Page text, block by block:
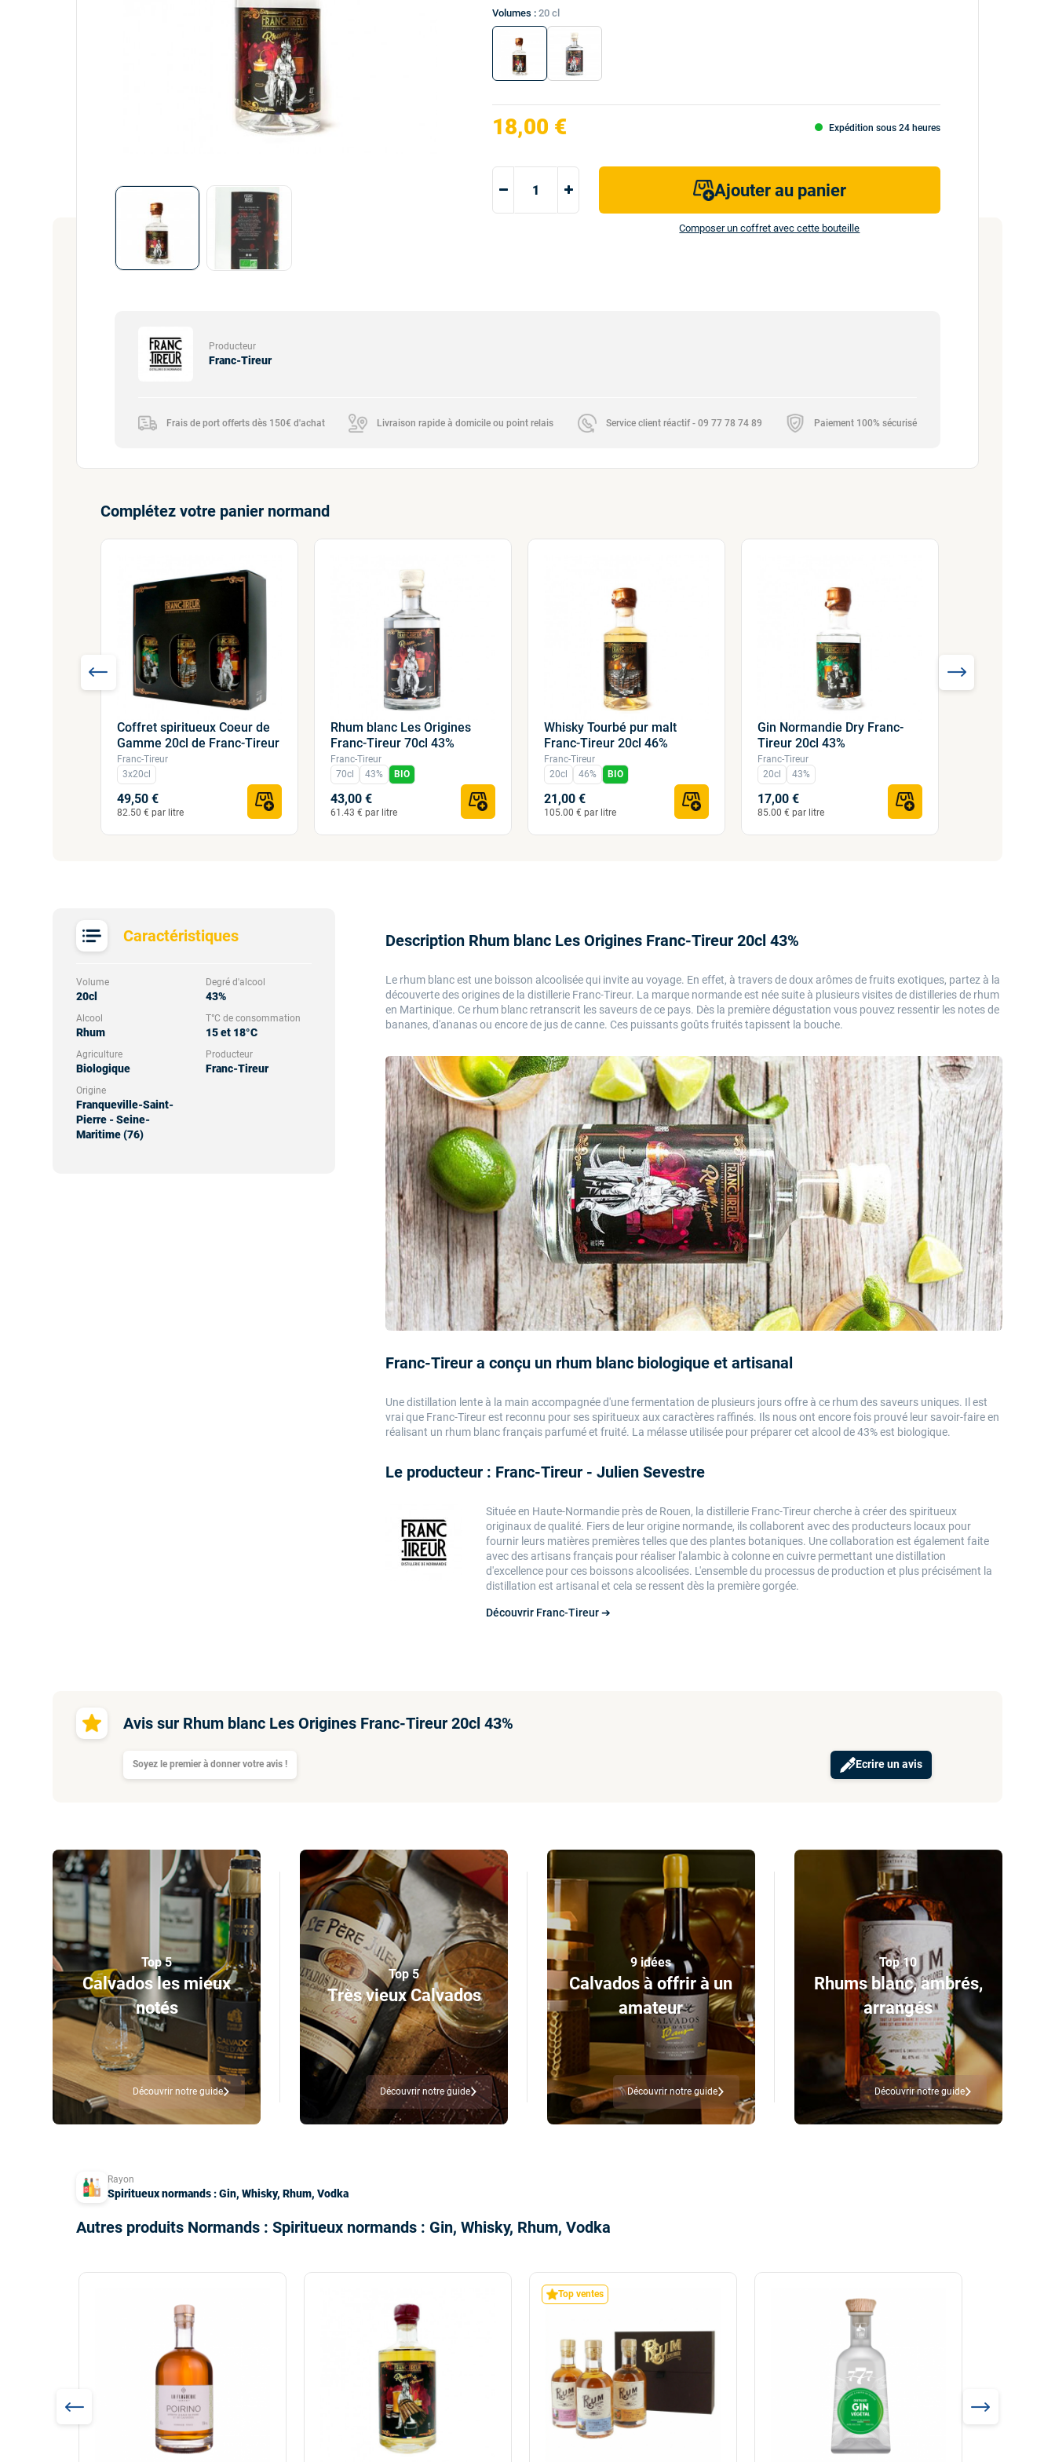
Volumes :20 cl
18,00 € Expédition sous 24 heures
Ajouter au panier
Composer un coffret avec cette bouteille
Producteur
Franc-Tireur
Frais de port offerts dès 150€ d'achat Livraison rapide à domicile ou point relais Service client réactif - 09 77 78 74 89 Paiement 100% sécurisé
Complétez votre panier normand
Coffret spiritueux Coeur de
Gamme 20cl de Franc-Tireur
Franc-Tireur
3x20cl
49,50 €
82.50 € par litre
Rhum blanc Les Origines
Franc-Tireur 70cl 43%
Franc-Tireur
70cl
43% BIO
43,00 €
61.43 € par litre
Whisky Tourbé pur malt
Franc-Tireur 20cl 46%
Franc-Tireur
20cl
46% BIO
21,00 €
105.00 € par litre
Gin Normandie Dry Franc-
Tireur 20cl 43%
Franc-Tireur
20cl
43%
17,00 €
85.00 € par litre
Caractéristiques
Volume
20cl
Degré d'alcool
43%
Alcool
Rhum
T°C de consommation
15 et 18°C
Agriculture
Biologique
Producteur
Franc-Tireur
Origine
Franqueville-Saint-
Pierre - Seine-
Maritime (76)
Description Rhum blanc Les Origines Franc-Tireur 20cl 43%
Le rhum blanc est une boisson alcoolisée qui invite au voyage. En effet, à travers de doux arômes de fruits exotiques, partez à la
découverte des origines de la distillerie Franc-Tireur. La marque normande est née suite à plusieurs visites de distilleries de rhum
en Martinique. Ce rhum blanc retranscrit les saveurs de ce pays. Dès la première dégustation vous pouvez ressentir les notes de
bananes, d'ananas ou encore de jus de canne. Ces puissants goûts fruités tapissent la bouche.
Franc-Tireur a conçu un rhum blanc biologique et artisanal
Une distillation lente à la main accompagnée d'une fermentation de plusieurs jours offre à ce rhum des saveurs uniques. Il est
vrai que Franc-Tireur est reconnu pour ses spiritueux aux caractères raffinés. Ils nous ont encore fois prouvé leur savoir-faire en
réalisant un rhum blanc français parfumé et fruité. La mélasse utilisée pour préparer cet alcool de 43% est biologique.
Le producteur : Franc-Tireur - Julien Sevestre
Située en Haute-Normandie près de Rouen, la distillerie Franc-Tireur cherche à créer des spiritueux
originaux de qualité. Fiers de leur origine normande, ils collaborent avec des producteurs locaux pour
fournir leurs matières premières telles que des plantes botaniques. Une collaboration est également faite
avec des artisans français pour réaliser l'alambic à colonne en cuivre permettant une distillation
d'excellence pour ces boissons alcoolisées. L'ensemble du processus de production et plus précisément la
distillation est artisanal et cela se ressent dès la première gorgée.
Découvrir Franc-Tireur ➔
Avis sur Rhum blanc Les Origines Franc-Tireur 20cl 43%
Soyez le premier à donner votre avis ! Ecrire un avis
Top 5
Calvados les mieux
notés
Découvrir notre guide
Top 5
Très vieux Calvados
Découvrir notre guide
9 idées
Calvados à offrir à un
amateur
Découvrir notre guide
Top 10
Rhums blanc, ambrés,
arrangés
Découvrir notre guide
Rayon
Spiritueux normands : Gin, Whisky, Rhum, Vodka
Autres produits Normands : Spiritueux normands : Gin, Whisky, Rhum, Vodka
Top ventes